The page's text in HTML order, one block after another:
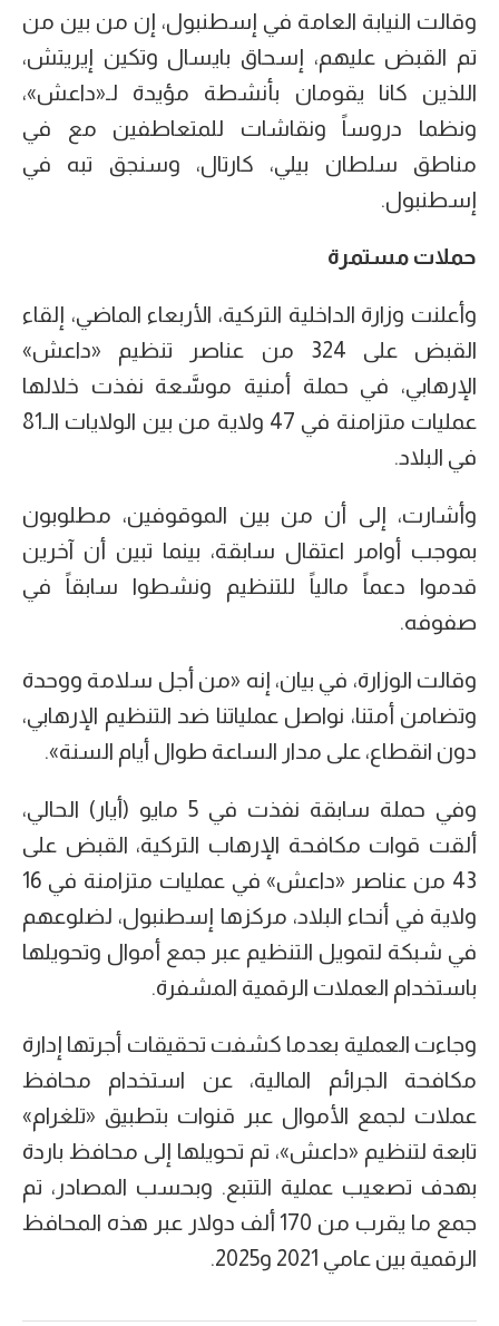
وقالت النيابة العامة في إسطنبول، إن من بين من
تم القبض عليهم، إسحاق بايسال وتكين إيريتش،
اللذين كانا يقومان بأنشطة مؤيدة لـ«داعش»،
ونظما دروساً ونقاشات للمتعاطفين مع في
مناطق سلطان بيلي، كارتال، وسنجق تبه في
إسطنبول.
حملات مستمرة
وأعلنت وزارة الداخلية التركية، الأربعاء الماضي، إلقاء
القبض على 324 من عناصر تنظيم «داعش»
الإرهابي، في حملة أمنية موسَّعة نفذت خلالها
عمليات متزامنة في 47 ولاية من بين الولايات الـ81
في البلاد.
وأشارت، إلى أن من بين الموقوفين، مطلوبون
بموجب أوامر اعتقال سابقة، بينما تبين أن آخرين
قدموا دعماً مالياً للتنظيم ونشطوا سابقاً في
صفوفه.
وقالت الوزارة، في بيان، إنه «من أجل سلامة ووحدة
وتضامن أمتنا، نواصل عملياتنا ضد التنظيم الإرهابي،
دون انقطاع، على مدار الساعة طوال أيام السنة».
وفي حملة سابقة نفذت في 5 مايو (أيار) الحالي،
ألقت قوات مكافحة الإرهاب التركية، القبض على
43 من عناصر «داعش» في عمليات متزامنة في 16
ولاية في أنحاء البلاد، مركزها إسطنبول، لضلوعهم
في شبكة لتمويل التنظيم عبر جمع أموال وتحويلها
باستخدام العملات الرقمية المشفرة.
وجاءت العملية بعدما كشفت تحقيقات أجرتها إدارة
مكافحة الجرائم المالية، عن استخدام محافظ
عملات لجمع الأموال عبر قنوات بتطبيق «تلغرام»
تابعة لتنظيم «داعش»، تم تحويلها إلى محافظ باردة
بهدف تصعيب عملية التتبع. وبحسب المصادر، تم
جمع ما يقرب من 170 ألف دولار عبر هذه المحافظ
الرقمية بين عامي 2021 و2025.